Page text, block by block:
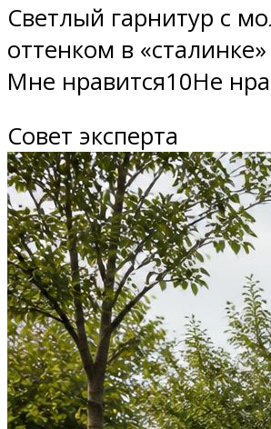
Светлый гарнитур с
оттенком в «сталинке»
Мне нравится10Не
Совет эксперта